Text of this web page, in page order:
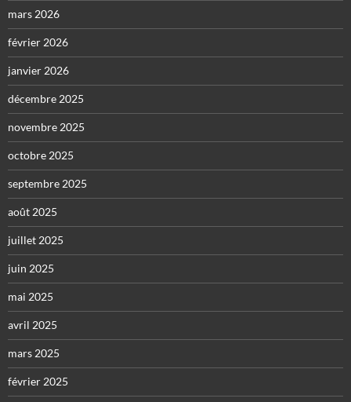
mars 2026
février 2026
janvier 2026
décembre 2025
novembre 2025
octobre 2025
septembre 2025
août 2025
juillet 2025
juin 2025
mai 2025
avril 2025
mars 2025
février 2025